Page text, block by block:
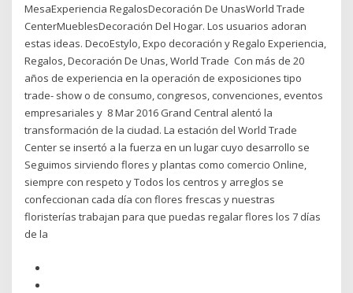
MesaExperiencia RegalosDecoración De UnasWorld Trade
CenterMueblesDecoración Del Hogar. Los usuarios adoran
estas ideas. DecoEstylo, Expo decoración y Regalo Experiencia,
Regalos, Decoración De Unas, World Trade Con más de 20
años de experiencia en la operación de exposiciones tipo
trade- show o de consumo, congresos, convenciones, eventos
empresariales y 8 Mar 2016 Grand Central alentó la
transformación de la ciudad. La estación del World Trade
Center se insertó a la fuerza en un lugar cuyo desarrollo se
Seguimos sirviendo flores y plantas como comercio Online,
siempre con respeto y Todos los centros y arreglos se
confeccionan cada día con flores frescas y nuestras
floristerías trabajan para que puedas regalar flores los 7 días
de la